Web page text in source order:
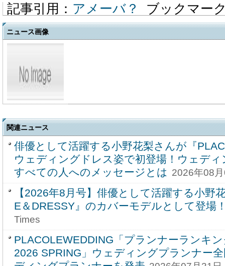
記事引用： アメーバ？ ブックマー
ニュース画像
関連ニュース
俳優として活躍する小野花梨さんが『
ウェディングドレス姿で初登場！ウェデ
すべての人へのメッセージとは 2026年08
【2026年8月号】俳優として活躍する小野
E＆DRESSY』のカバーモデルとして登場
Times
PLACOLEWEDDING「プランナーランキ
2026 SPRING」ウェディングプランナー